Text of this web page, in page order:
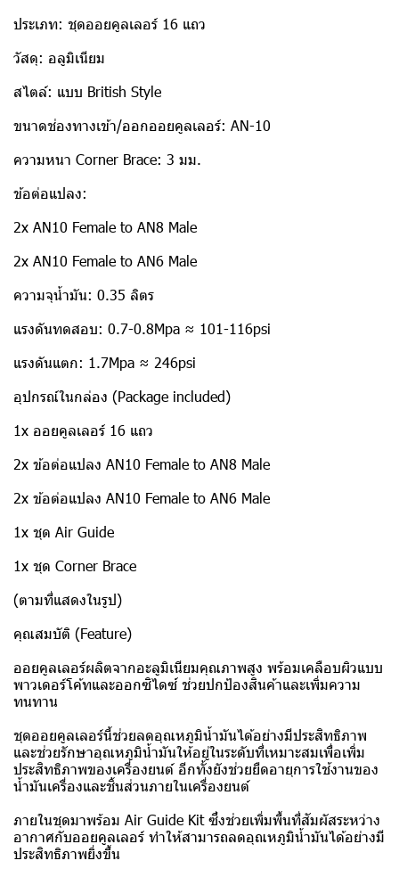
ประเภท: ชุดออยคูลเลอร์ 16 แถว
วัสดุ: อลูมิเนียม
สไตล์: แบบ British Style
ขนาดช่องทางเข้า/ออกออยคูลเลอร์: AN-10
ความหนา Corner Brace: 3 มม.
ข้อต่อแปลง:
2x AN10 Female to AN8 Male
2x AN10 Female to AN6 Male
ความจุน้ำมัน: 0.35 ลิตร
แรงดันทดสอบ: 0.7-0.8Mpa ≈ 101-116psi
แรงดันแตก: 1.7Mpa ≈ 246psi
อุปกรณ์ในกล่อง (Package included)
1x ออยคูลเลอร์ 16 แถว
2x ข้อต่อแปลง AN10 Female to AN8 Male
2x ข้อต่อแปลง AN10 Female to AN6 Male
1x ชุด Air Guide
1x ชุด Corner Brace
(ตามที่แสดงในรูป)
คุณสมบัติ (Feature)
ออยคูลเลอร์ผลิตจากอะลูมิเนียมคุณภาพสูง พร้อมเคลือบผิวแบบ
พาวเดอร์โค้ทและออกซิไดซ์ ช่วยปกป้องสินค้าและเพิ่มความ
ทนทาน
ชุดออยคูลเลอร์นี้ช่วยลดอุณหภูมิน้ำมันได้อย่างมีประสิทธิภาพ
และช่วยรักษาอุณหภูมิน้ำมันให้อยู่ในระดับที่เหมาะสมเพื่อเพิ่ม
ประสิทธิภาพของเครื่องยนต์ อีกทั้งยังช่วยยืดอายุการใช้งานของ
น้ำมันเครื่องและชิ้นส่วนภายในเครื่องยนต์
ภายในชุดมาพร้อม Air Guide Kit ซึ่งช่วยเพิ่มพื้นที่สัมผัสระหว่าง
อากาศกับออยคูลเลอร์ ทำให้สามารถลดอุณหภูมิน้ำมันได้อย่างมี
ประสิทธิภาพยิ่งขึ้น